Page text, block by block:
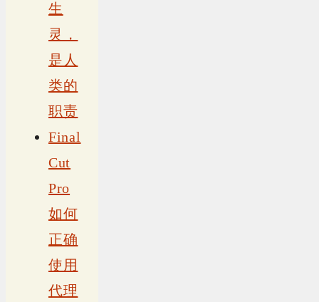
生
灵，
是人
类的
职责
Final
Cut
Pro
如何
正确
使用
代理